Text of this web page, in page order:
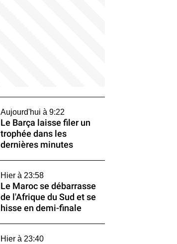
Aujourd'hui à 9:22
Le Barça laisse filer un
trophée dans les
dernières minutes
Hier à 23:58
Le Maroc se débarrasse
de l'Afrique du Sud et se
hisse en demi-finale
Hier à 23:40